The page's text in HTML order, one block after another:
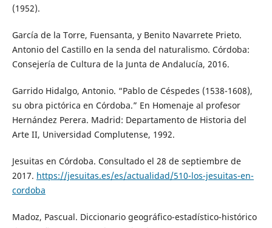
(1952).
García de la Torre, Fuensanta, y Benito Navarrete Prieto.
Antonio del Castillo en la senda del naturalismo. Córdoba:
Consejería de Cultura de la Junta de Andalucía, 2016.
Garrido Hidalgo, Antonio. “Pablo de Céspedes (1538-1608),
su obra pictórica en Córdoba.” En Homenaje al profesor
Hernández Perera. Madrid: Departamento de Historia del
Arte II, Universidad Complutense, 1992.
Jesuitas en Córdoba. Consultado el 28 de septiembre de
2017. https://jesuitas.es/es/actualidad/510-los-jesuitas-en-
cordoba
Madoz, Pascual. Diccionario geográfico-estadístico-histórico